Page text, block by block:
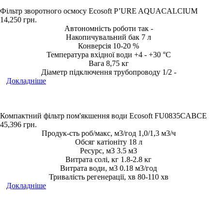
Фільтр зворотного осмосу Ecosoft P’URE AQUACALCIUM
14,250 грн.
Автономність роботи так -
Накопичувальний бак 7 л
Конверсія 10-20 %
Температура вхідної води +4 - +30 °С
Вага 8,75 кг
Діаметр підключення трубопроводу 1/2 -
Докладніше
Компактний фільтр пом'якшення води Ecosoft FU0835CABCE
45,396 грн.
Продук-сть роб/макс, м3/год 1,0/1,3 м3/ч
Обсяг катіоніту 18 л
Ресурс, м3 3.5 м3
Витрата солі, кг 1.8-2.8 кг
Витрата води, м3 0.18 м3/год
Тривалість регенерації, хв 80-110 хв
Докладніше